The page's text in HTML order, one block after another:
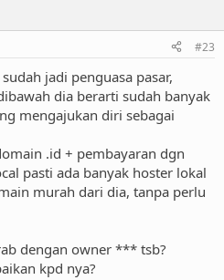
#23
jadi penguasa pasar,
dia berarti sudah banyak
mengajukan diri sebagai
.id + pembayaran dgn
pasti ada banyak hoster lokal
murah dari dia, tanpa perlu
dengan owner *** tsb?
kpd nya?